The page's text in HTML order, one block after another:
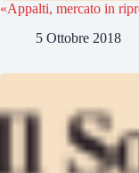
«Appalti, mercato in
5 Ottobre 2018